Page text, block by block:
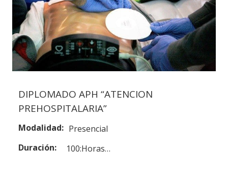
DIPLOMADO APH “ATENCION
PREHOSPITALARIA”
Modalidad: Presencial
Duración:
100:Horas…